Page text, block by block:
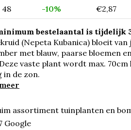
48 -10% €2,87
bestelaantal is tijdelijk
(Nepeta Kubanica) bloeit
met blauw, paarse bloemen
vaste plant wordt max.
in de zon.
assortiment tuinplanten en
Google